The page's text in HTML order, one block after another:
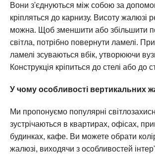
Вони з'єднуються між собою за
кріпляться до карнизу. Висоту жалюзі
можна. Щоб зменшити або збільшити
світла, потрібно повернути ламелі. При
ламелі зсуваються вбік, утворюючи
Конструкція кріпиться до стелі або до
У чому особливості вертикальних
Ми пропонуємо популярні
зустрічаються в квартирах, офісах,
будинках, кафе. Ви можете обрати
жалюзі, виходячи з особливостей